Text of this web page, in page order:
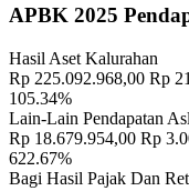
17
Kemeriahan Gelar
Memukau di Hari Kedua
Memperingati Hari
Sambang Dusun Minggu
APBK 2025
Hasil Aset Kalurahan
Rp 225.092.968,00 Rp
105.34%
Lain-Lain Pendapatan
Rp 18.679.954,00 Rp
622.67%
Bagi Hasil Pajak Dan